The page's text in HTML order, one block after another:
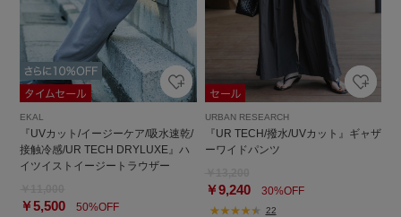
EKAL
『UVカット/イージーケア/吸水速乾/
接触冷感/UR TECH DRYLUXE』ハ
イツイストイージートラウザー
￥5,500 50%OFF
URBAN RESEARCH
『UR TECH/撥水/UVカット』ギャザ
ーワイドパンツ
￥9,24030%OFF
22